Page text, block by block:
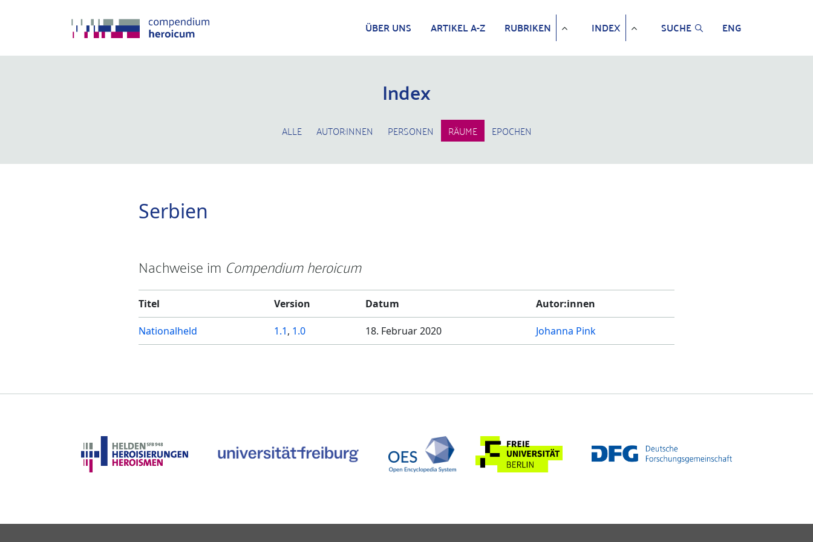
ÜBER UNS ARTIKEL A-Z RUBRIKEN INDEX SUCHE ENG
Index
ALLE AUTOR:INNEN PERSONEN RÄUME EPOCHEN
Serbien
Nachweise im Compendium heroicum
Titel Version Datum Autor:innen
Nationalheld 1.1, 1.0 18. Februar 2020 Johanna Pink